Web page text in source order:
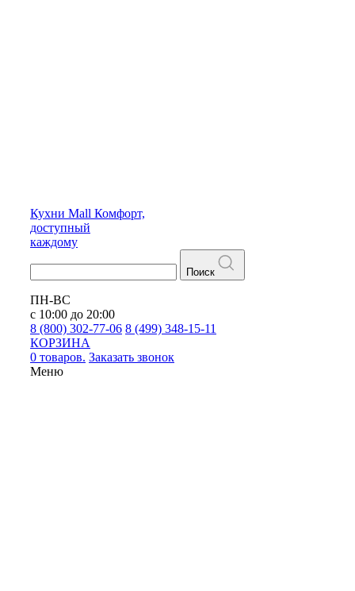
Кухни Mall Комфорт,
доступный
каждому
Поиск
ПН-ВС
с 10:00 до 20:00
8 (800) 302-77-06 8 (499) 348-15-11
КОРЗИНА
0 товаров. Заказать звонок
Меню